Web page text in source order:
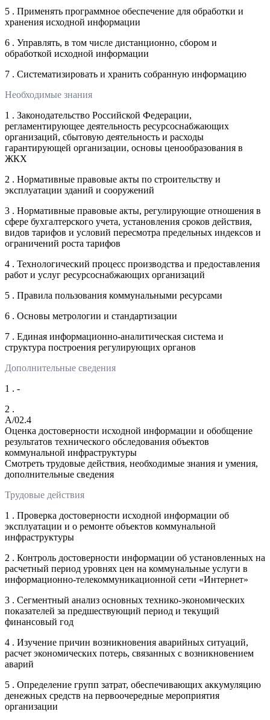
5 . Применять программное обеспечение для обработки и
хранения исходной информации
6 . Управлять, в том числе дистанционно, сбором и
обработкой исходной информации
7 . Систематизировать и хранить собранную информацию
Необходимые знания
1 . Законодательство Российской Федерации,
регламентирующее деятельность ресурсоснабжающих
организаций, сбытовую деятельность и расходы
гарантирующей организации, основы ценообразования в
ЖКХ
2 . Нормативные правовые акты по строительству и
эксплуатации зданий и сооружений
3 . Нормативные правовые акты, регулирующие отношения в
сфере бухгалтерского учета, установления сроков действия,
видов тарифов и условий пересмотра предельных индексов и
ограничений роста тарифов
4 . Технологический процесс производства и предоставления
работ и услуг ресурсоснабжающих организаций
5 . Правила пользования коммунальными ресурсами
6 . Основы метрологии и стандартизации
7 . Единая информационно-аналитическая система и
структура построения регулирующих органов
Дополнительные сведения
1 . -
2 .
A/02.4
Оценка достоверности исходной информации и обобщение
результатов технического обследования объектов
коммунальной инфраструктуры
Смотреть трудовые действия, необходимые знания и умения,
дополнительные сведения
Трудовые действия
1 . Проверка достоверности исходной информации об
эксплуатации и о ремонте объектов коммунальной
инфраструктуры
2 . Контроль достоверности информации об установленных на
расчетный период уровнях цен на коммунальные услуги в
информационно-телекоммуникационной сети «Интернет»
3 . Сегментный анализ основных технико-экономических
показателей за предшествующий период и текущий
финансовый год
4 . Изучение причин возникновения аварийных ситуаций,
расчет экономических потерь, связанных с возникновением
аварий
5 . Определение групп затрат, обеспечивающих аккумуляцию
денежных средств на первоочередные мероприятия
организации